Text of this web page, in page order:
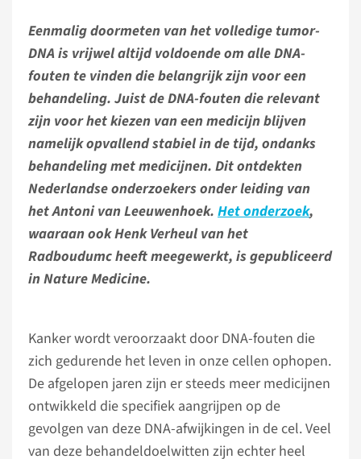
Eenmalig doormeten van het volledige tumor-
DNA is vrijwel altijd voldoende om alle DNA-
fouten te vinden die belangrijk zijn voor een
behandeling. Juist de DNA-fouten die relevant
zijn voor het kiezen van een medicijn blijven
namelijk opvallend stabiel in de tijd, ondanks
behandeling met medicijnen. Dit ontdekten
Nederlandse onderzoekers onder leiding van
het Antoni van Leeuwenhoek. Het onderzoek,
waaraan ook Henk Verheul van het
Radboudumc heeft meegewerkt, is gepubliceerd
in Nature Medicine.
Kanker wordt veroorzaakt door DNA-fouten die
zich gedurende het leven in onze cellen ophopen.
De afgelopen jaren zijn er steeds meer medicijnen
ontwikkeld die specifiek aangrijpen op de
gevolgen van deze DNA-afwijkingen in de cel. Veel
van deze behandeldoelwitten zijn echter heel